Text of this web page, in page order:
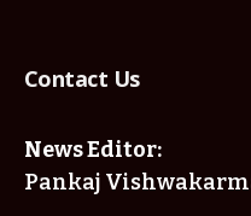
Contact Us
News Editor:
Pankaj